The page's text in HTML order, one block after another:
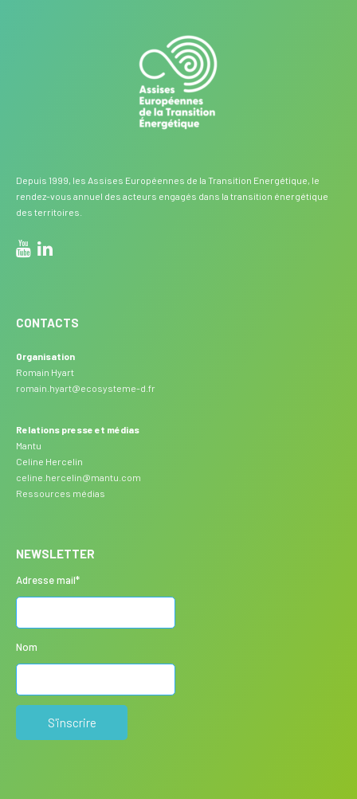
Depuis 1999, les Assises Européennes de la Transition Energétique, le
rendez-vous annuel des acteurs engagés dans la transition énergétique
des territoires.
CONTACTS
Organisation
Romain Hyart
romain.hyart@ecosysteme-d.fr
Relations presse et médias
Mantu
Celine Hercelin
celine.hercelin@mantu.com
Ressources médias
NEWSLETTER
Adresse mail*
Nom